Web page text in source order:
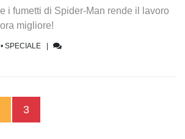
i fumetti di Spider-Man rende il lavoro
migliore!
• SPECIALE
3